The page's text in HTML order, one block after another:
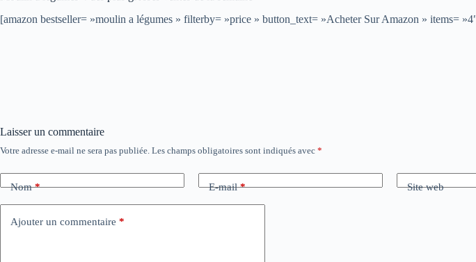
[amazon bestseller= »moulin a légumes » filterby= »price » button_text= »Acheter Sur Amazon » items=
Laisser un commentaire
Votre adresse e-mail ne sera pas publiée. Les champs obligatoires sont indiqués avec *
Nom* E-mail* Site web
Ajouter un commentaire *